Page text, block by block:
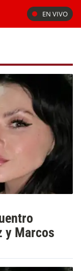
EN VIVO
y Marcos